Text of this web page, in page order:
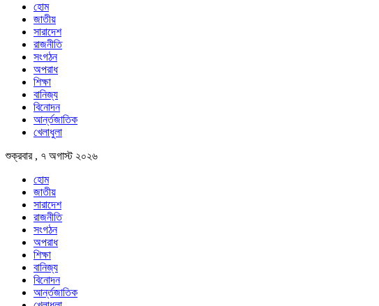
হোম
জাতীয়
সারাদেশ
রাজনীতি
সংগঠন
অপরাধ
শিক্ষা
বানিজ্য
বিনোদন
আর্ন্তজাতিক
খেলাধুলা
শুক্রবার , ৭ অগাস্ট ২০২৬
হোম
জাতীয়
সারাদেশ
রাজনীতি
সংগঠন
অপরাধ
শিক্ষা
বানিজ্য
বিনোদন
আর্ন্তজাতিক